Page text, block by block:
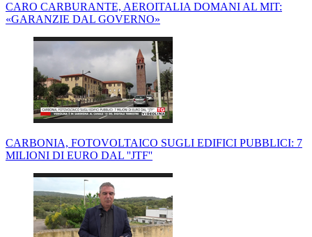
CARO CARBURANTE, AEROITALIA DOMANI AL MIT:
«GARANZIE DAL GOVERNO»
CARBONIA, FOTOVOLTAICO SUGLI EDIFICI PUBBLICI: 7
MILIONI DI EURO DAL ''JTF''